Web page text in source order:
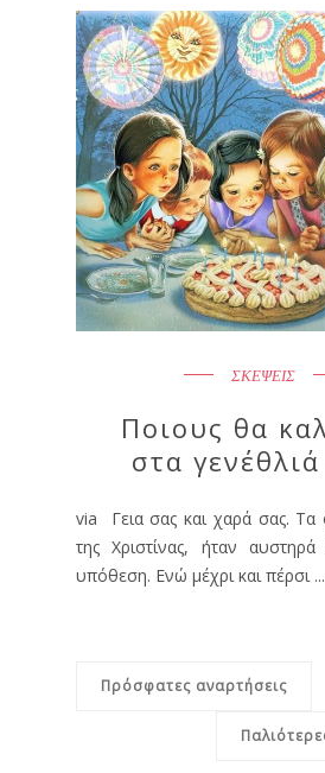
ΣΚΕΨΕΙΣ
Ποιους θα
στα
via Γεια σας και χαρά σας. Τα
της Χριστίνας, ήταν
υπόθεση. Ενώ μέχρι και πέρσι ...
Πρόσφατες αναρτήσεις